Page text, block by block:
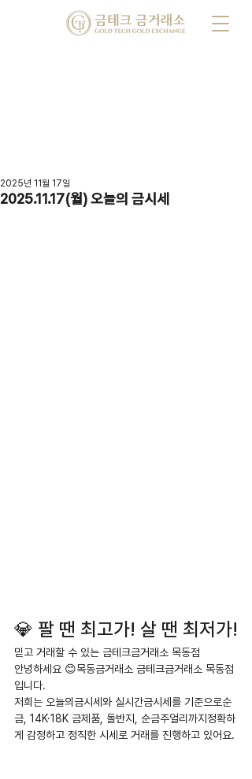
2025.11.17(월) 오늘의 금시세
2025년 11월 17일
💎 팔 땐 최고가! 살 땐 최저가!
믿고 거래할 수 있는 금테크금거래소 목동점
안녕하세요 😊목동금거래소 금테크금거래소 목동점
입니다.
저희는 오늘의금시세와 실시간금시세를 기준으로순
금, 14K·18K 금제품, 돌반지, 순금주얼리까지정확하
게 감정하고 정직한 시세로 거래를 진행하고 있어요.